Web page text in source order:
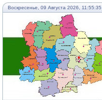
Воскресенье, 09 Августа 2026, 11:55:35